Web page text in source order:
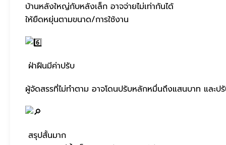
บ้านหลังใหญ่กับหลังเล็ก อาจจ่ายไม่เท่ากันได้
ให้ยืดหยุ่นตามขนาด/การใช้งาน
ฝ่าฝืนมีค่าปรับ
ผู้จัดสรรที่ไม่ทำตาม อาจโดนปรับหลักหมื่นถึงแสนบาท และป
สรุปสั้นมาก